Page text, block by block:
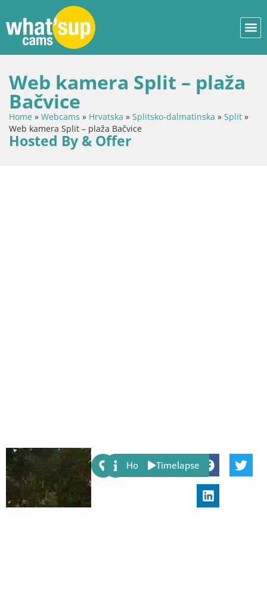
Web kamera Split – plaža
Bačvice
Home » Webcams » Hrvatska » Splitsko-dalmatinska » Split »
Web kamera Split – plaža Bačvice
Hosted By & Offer
Share:
Host Timelapse